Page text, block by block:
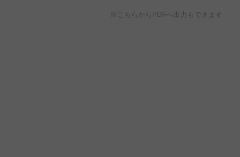
※こちらからPDFへ出力もできます